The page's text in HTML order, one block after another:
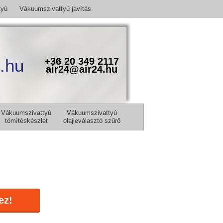
Vákuumszivattyú javítás
+36 20 349 2117
air24@air24.hu
Vákuumszivattyú
tömítéskészlet
Vákuumszivattyú
olajleválasztó szűrő